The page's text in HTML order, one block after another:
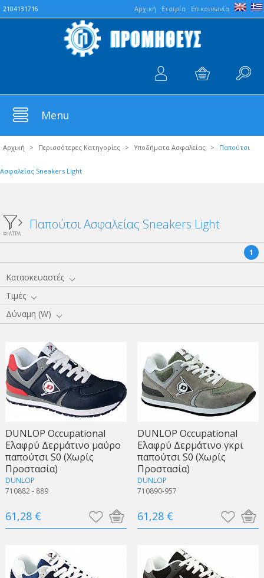
Aρχική Εταιρία Επικοινωνία
2104131716
Menu
Αρχική > Περισσότερες Κατηγορίες > Υποδήματα Ασφαλείας > Παπούτσι
Ασφαλείας Sneakers Light
ΦΙΛΤΡΑ
Παπούτσι Ασφαλείας Sneakers Light
1
Κατασκευαστές
Τιμές
Δύναμη (W)
DUNLOP Occupational
Ελαφρύ Δερμάτινο μαύρο
παπούτσι S0 (Χωρίς
Προστασία)
DUNLOP
710882 - 889
61,28 €
DUNLOP Occupational
Ελαφρύ Δερμάτινο γκρι
παπούτσι S0 (Χωρίς
Προστασία)
DUNLOP
710890-957
61,28 €